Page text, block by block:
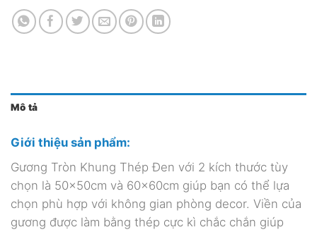
Mô tả
Giới thiệu sản phẩm:
Gương Tròn Khung Thép Đen với 2 kích thước tùy
chọn là 50x50cm và 60x60cm giúp bạn có thể lựa
chọn phù hợp với không gian phòng decor. Viền của
gương được làm bằng thép cực kì chắc chắn giúp